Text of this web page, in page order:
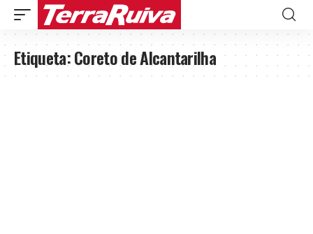
Etiqueta:Coreto de Alcantarilha